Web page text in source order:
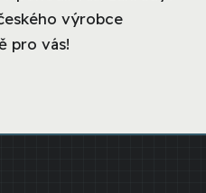
výrobce
pro vás!